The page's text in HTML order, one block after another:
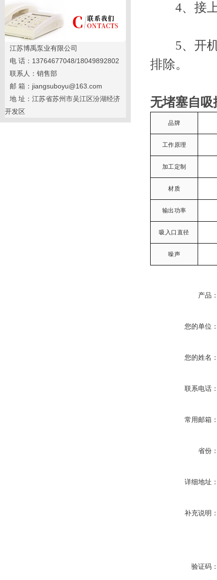
江苏博禹泵业有限公司
电 话：13764677048/18049892802
联系人：销售部
邮 箱：jiangsuboyu@163.com
地 址：江苏省苏州市吴江区汾湖经济
开发区
4、接上
5、开机
排除。
无堵塞自吸
品牌
工作原理
加工定制
材质
输出功率
吸入口直径
噪声
产品
您的单位
您的姓名
联系电话
常用邮箱
省份
详细地址
补充说明
验证码